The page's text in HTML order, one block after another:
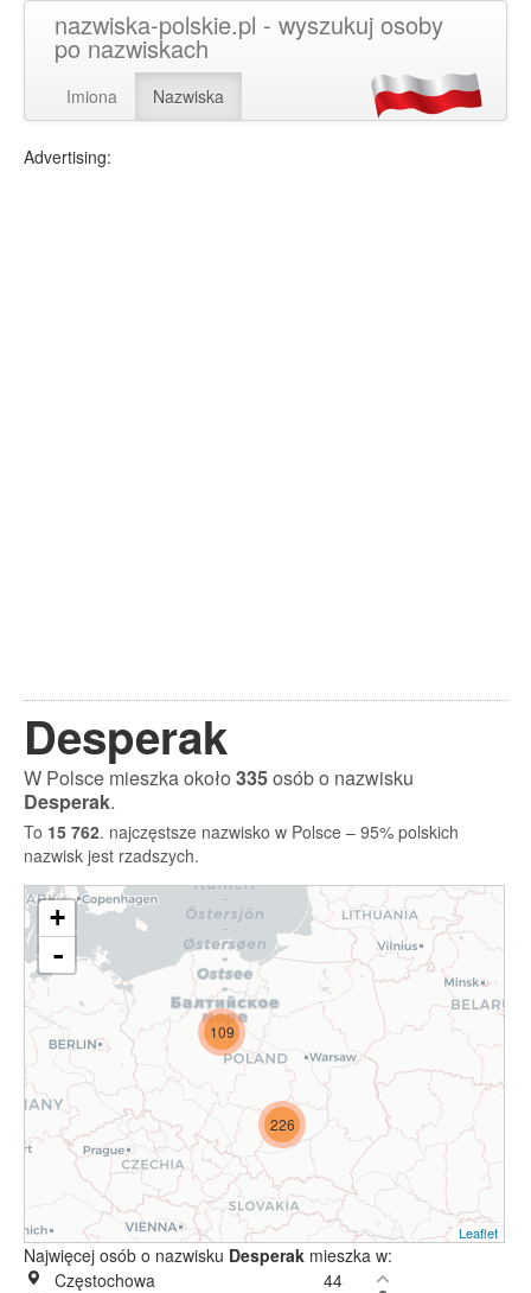
nazwiska-polskie.pl - wyszukuj osoby
po nazwiskach
Imiona Nazwiska
Advertising:
Desperak
W Polsce mieszka około335osób o nazwisku
Desperak.
To 15 762. najczęstsze nazwisko w Polsce – 95% polskich
nazwisk jest rzadszych.
109
226
+
-
Leaflet
Najwięcej osób o nazwisku Desperak mieszka w:
Częstochowa
44